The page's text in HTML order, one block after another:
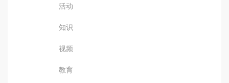
活动
知识
视频
教育